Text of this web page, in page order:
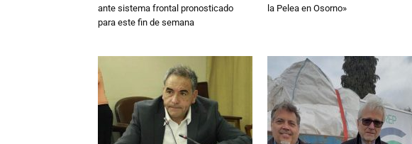
ante sistema frontal pronosticado
para este fin de semana
la Pelea en Osorno»